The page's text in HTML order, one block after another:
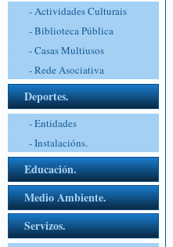
- Actividades Culturais
- Biblioteca Pública
- Casas Multiusos
- Rede Asociativa
Deportes.
- Entidades
- Instalacións.
Educación.
Medio Ambiente.
Servizos.